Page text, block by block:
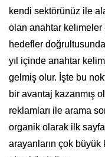
kendi sektörünüz ile
olan anahtar kelimeler
hedefler
yıl içinde anahtar
gelmiş olur. İşte bu
bir avantaj kazanmış
reklamları ile arama
organik olarak ilk
arayanların çok büyük